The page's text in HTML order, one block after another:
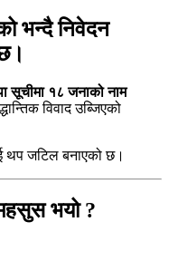
भन्दै निवेदन
सूचीमा १८ जनाको नाम
विवाद उब्जिएको
थप जटिल बनाएको छ।
भयो ?